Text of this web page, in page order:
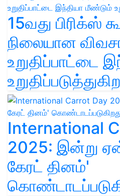
15வது பிரிக்ஸ்
நிலையான
உறுதிப்பாட்டை
International
2025: இன்று
கேரட் தினம்'